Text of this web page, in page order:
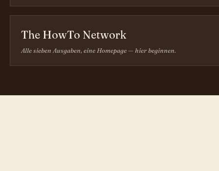
The HowTo Network
Alle sieben Ausgaben, eine Homepage — hier beginnen.